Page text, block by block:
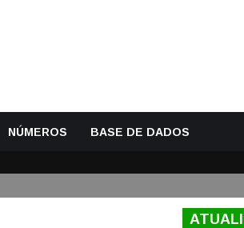
NÚMEROS BASE DE DADOS